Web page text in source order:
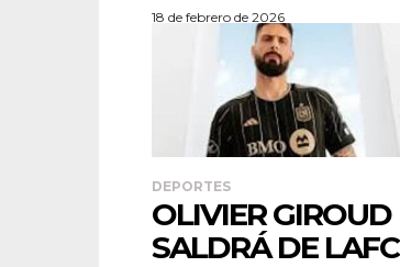
18 de febrero de 2026
DEPORTES
OLIVIER GIROUD
SALDRÁ DE LAFC